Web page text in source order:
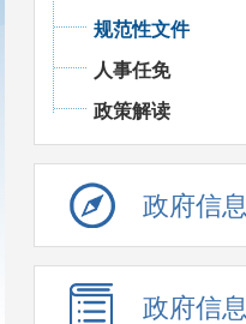
规范性文件
人事任免
政策解读
政府信
政府信